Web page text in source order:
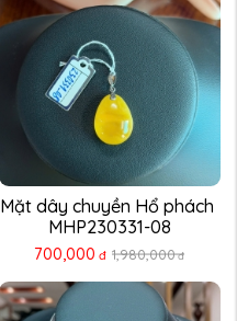
Mặt dây chuyền Hổ phách
MHP230331-08
700,000 đ 1,980,000 đ